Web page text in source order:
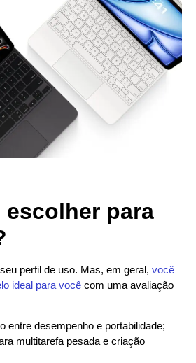
escolher para
perfil de uso. Mas, em geral, você
ideal para você com uma avaliação
entre desempenho e portabilidade;
multitarefa pesada e criação